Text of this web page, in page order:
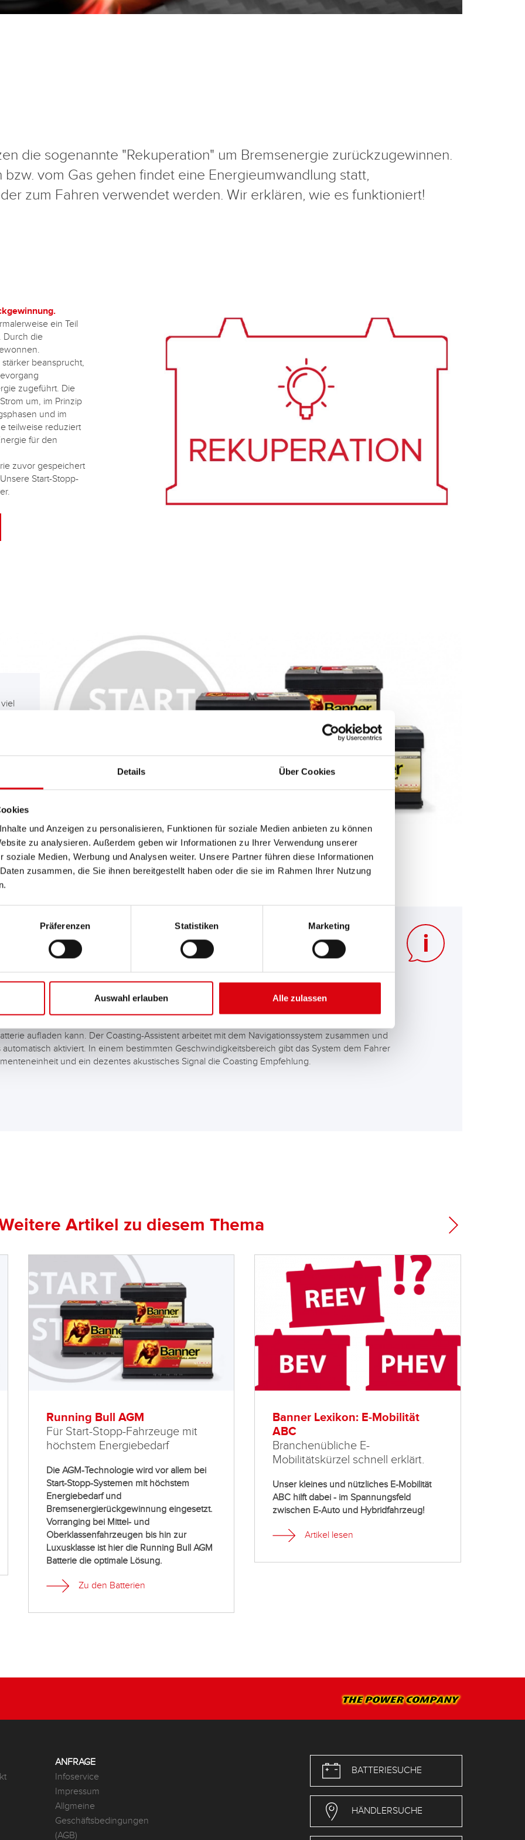
Details Über Cookies
und Anzeigen zu personalisieren, Funktionen für soziale Medien anbieten zu können
zu analysieren. Außerdem geben wir Informationen zu Ihrer Verwendung unserer
soziale Medien, Werbung und Analysen weiter. Unsere Partner führen diese Informationen
zusammen, die Sie ihnen bereitgestellt haben oder die sie im Rahmen Ihrer Nutzung
Präferenzen Statistiken Marketing
Auswahl erlauben Alle zulassen
die sogenannte "Rekuperation" um Bremsenergie zurückzugewinnen.
bzw. vom Gas gehen findet eine Energieumwandlung statt,
zum Fahren verwendet werden. Wir erklären, wie es funktioniert!
ein Teil
Durch die
beansprucht,
zugeführt. Die
um, im Prinzip
und im
teilweise reduziert
für den
zuvor gespeichert
Start-Stopp-
Coasting?
des Autos.
kinetische Energie in elektrische umgewandelt und damit die Start-Stopp-Batterie aufgeladen.
Fahrer, wann er vor einer Kreuzung bzw. Ampel den Fuß vom Gas nehmen sollte, damit das
aufladen kann. Der Coasting-Assistent arbeitet mit dem Navigationssystem zusammen und
aktiviert. In einem bestimmten Geschwindigkeitsbereich gibt das System dem Fahrer
und ein dezentes akustisches Signal die Coasting Empfehlung.
Artikel zu diesem Thema
Running Bull AGM
Für Start-Stopp-Fahrzeuge mit
höchstem Energiebedarf
Die AGM-Technologie wird vor allem bei
Start-Stopp-Systemen mit höchstem
Energiebedarf und
Bremsenergierückgewinnung eingesetzt.
Vorranging bei Mittel- und
Oberklassenfahrzeugen bis hin zur
Luxusklasse ist hier die Running Bull AGM
Batterie die optimale Lösung.
Zu den Batterien
Banner Lexikon: E-Mobilität
ABC
Branchenübliche E-
Mobilitätskürzel schnell erklärt.
Unser kleines und nützliches E-Mobilität
ABC hilft dabei - im Spannungsfeld
zwischen E-Auto und Hybridfahrzeug!
Artikel lesen
ANFRAGE
Infoservice
Impressum
Allgmeine
Geschäftsbedingungen
(AGB)
BATTERIESUCHE
HÄNDLERSUCHE